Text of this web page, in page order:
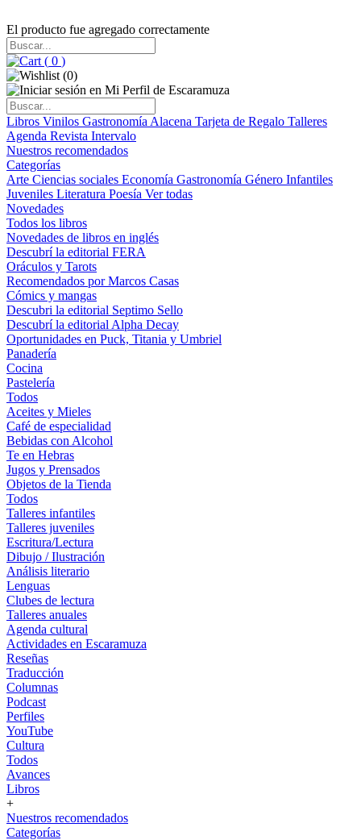
El producto fue agregado correctamente
( 0 )
(0)
Libros Vinilos Gastronomía Alacena Tarjeta de Regalo Talleres
Agenda Revista Intervalo
Nuestros recomendados
Categorías
Arte Ciencias sociales Economía Gastronomía Género Infantiles
Juveniles Literatura Poesía Ver todas
Novedades
Todos los libros
Novedades de libros en inglés
Descubrí la editorial FERA
Oráculos y Tarots
Recomendados por Marcos Casas
Cómics y mangas
Descubri la editorial Septimo Sello
Descubrí la editorial Alpha Decay
Oportunidades en Puck, Titania y Umbriel
Panadería
Cocina
Pastelería
Todos
Aceites y Mieles
Café de especialidad
Bebidas con Alcohol
Te en Hebras
Jugos y Prensados
Objetos de la Tienda
Todos
Talleres infantiles
Talleres juveniles
Escritura/Lectura
Dibujo / Ilustración
Análisis literario
Lenguas
Clubes de lectura
Talleres anuales
Agenda cultural
Actividades en Escaramuza
Reseñas
Traducción
Columnas
Podcast
Perfiles
YouTube
Cultura
Todos
Avances
Libros
+
Nuestros recomendados
Categorías